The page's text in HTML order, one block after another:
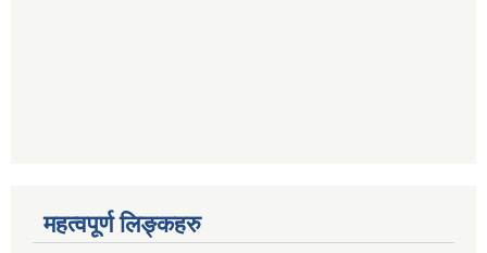
महत्वपूर्ण लिङ्कहरु